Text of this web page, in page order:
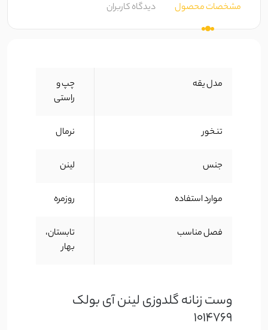
مشخصات محصول دیدگاه کاربران
مدل یقه
چپ و
راستی
تنخور نرمال
جنس لینن
موارد استفاده روزمره
فصل مناسب
تابستان،
بهار
وست زنانه گلدوزی لینن آی بولک
1014769